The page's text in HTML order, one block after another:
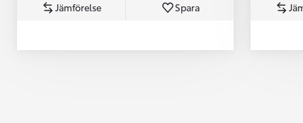
Jämförelse Spara